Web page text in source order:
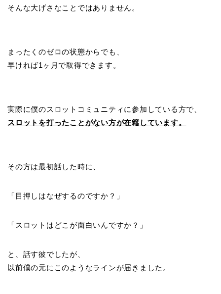
そんな大げさなことではありません。
まったくのゼロの状態からでも、
早ければ1ヶ月で取得できます。
実際に僕のスロットコミュニティに参加している方で、
スロットを打ったことがない方が在籍しています。
その方は最初話した時に、
「目押しはなぜするのですか？」
「スロットはどこが面白いんですか？」
と、話す彼でしたが、
以前僕の元にこのようなラインが届きました。